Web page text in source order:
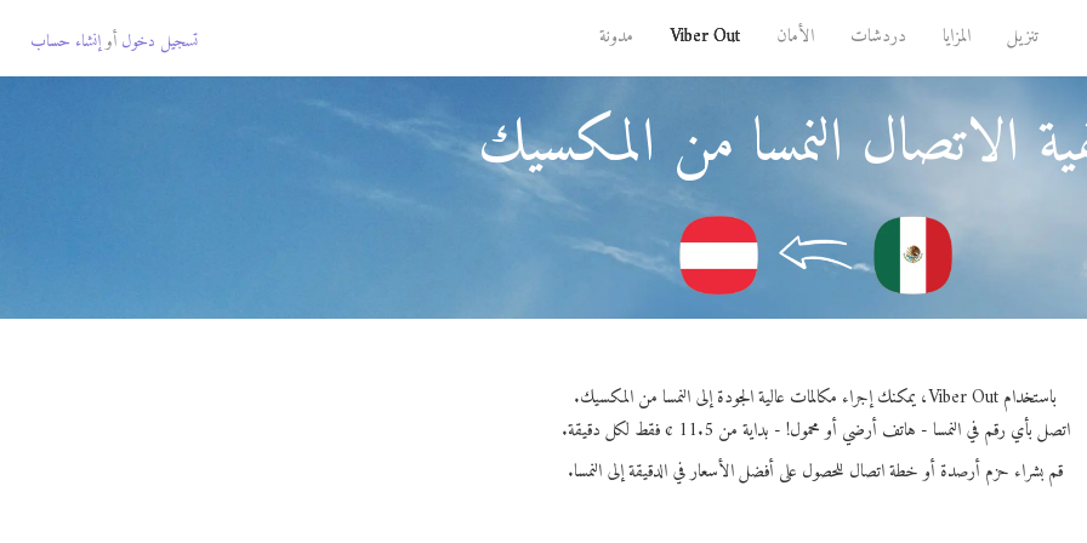
تنزيل المزايا دردشات الأمان Viber Out مدونة تسجيل دخول أوإنشاء حساب
الاتصال النمسا من المكسيك
باستخدام Viber Out، يمكنك إجراء مكالمات عالية الجودة إلى النمسا من المكسيك.
اتصل بأي رقم في النمسا - هاتف أرضي أو محمول! - بداية من 11.5 ¢ فقط لكل دقيقة.
قم بشراء حزم أرصدة أو خطة اتصال للحصول على أفضل الأسعار في الدقيقة إلى النمسا.